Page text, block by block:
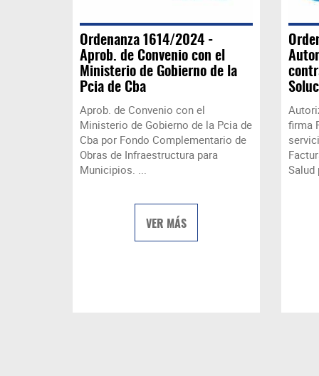
Ordenanza 1614/2024 -
Aprob. de Convenio con el
Ministerio de Gobierno de la
Pcia de Cba
Aprob. de Convenio con el
Ministerio de Gobierno de la Pcia de
Cba por Fondo Complementario de
Obras de Infraestructura para
Municipios. ...
VER MÁS
firma
Salud